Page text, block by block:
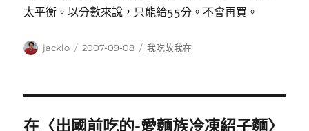
太平衡。以分數來說，只能給55分。不會再買。
作
jacklo
發
2007-09-08
分
我吃故我在
在〈出國前吃的-愛麵族冷凍紹子麵〉